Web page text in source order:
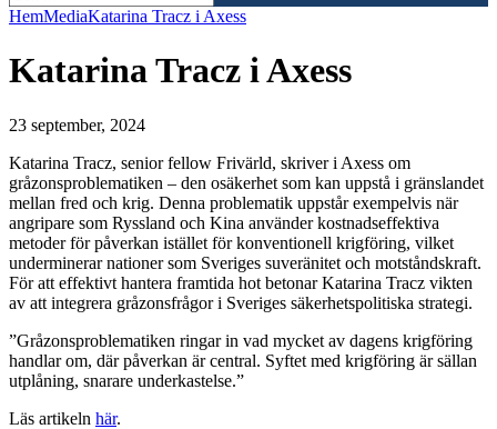
HemMediaKatarina Tracz i Axess
Katarina Tracz i Axess
23 september, 2024
Katarina Tracz, senior fellow Frivärld, skriver i Axess om
gråzonsproblematiken – den osäkerhet som kan uppstå i gränslandet
mellan fred och krig. Denna problematik uppstår exempelvis när
angripare som Ryssland och Kina använder kostnadseffektiva
metoder för påverkan istället för konventionell krigföring, vilket
underminerar nationer som Sveriges suveränitet och motståndskraft.
För att effektivt hantera framtida hot betonar Katarina Tracz vikten
av att integrera gråzonsfrågor i Sveriges säkerhetspolitiska strategi.
”Gråzonsproblematiken ringar in vad mycket av dagens krigföring
handlar om, där påverkan är central. Syftet med krigföring är sällan
utplåning, snarare underkastelse.”
Läs artikeln här.